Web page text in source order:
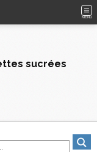
MENU
sucrées